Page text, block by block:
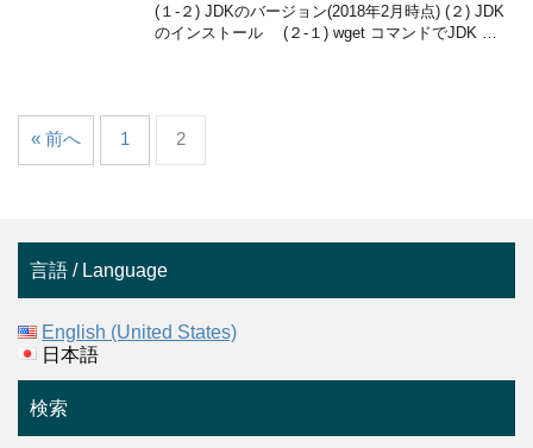
(１-２) JDKのバージョン(2018年2月時点) (２) JDK
のインストール (２-１) wget コマンドでJDK …
« 前へ 1 2
言語 / Language
English (United States)
日本語
検索